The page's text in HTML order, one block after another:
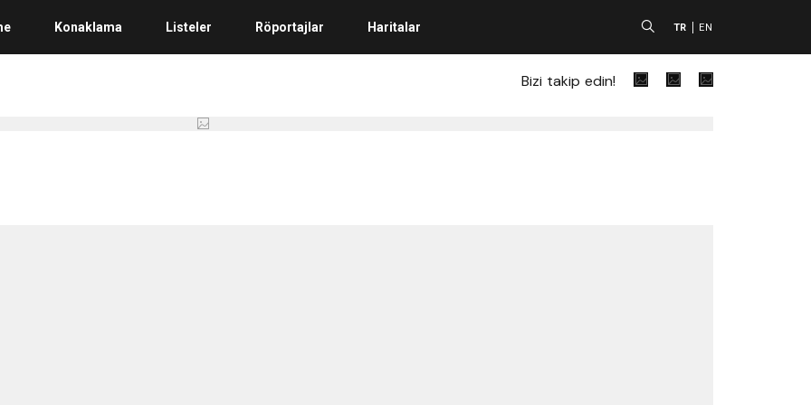
Konaklama Listeler Röportajlar Haritalar A TR EN
Bizi takip edin!